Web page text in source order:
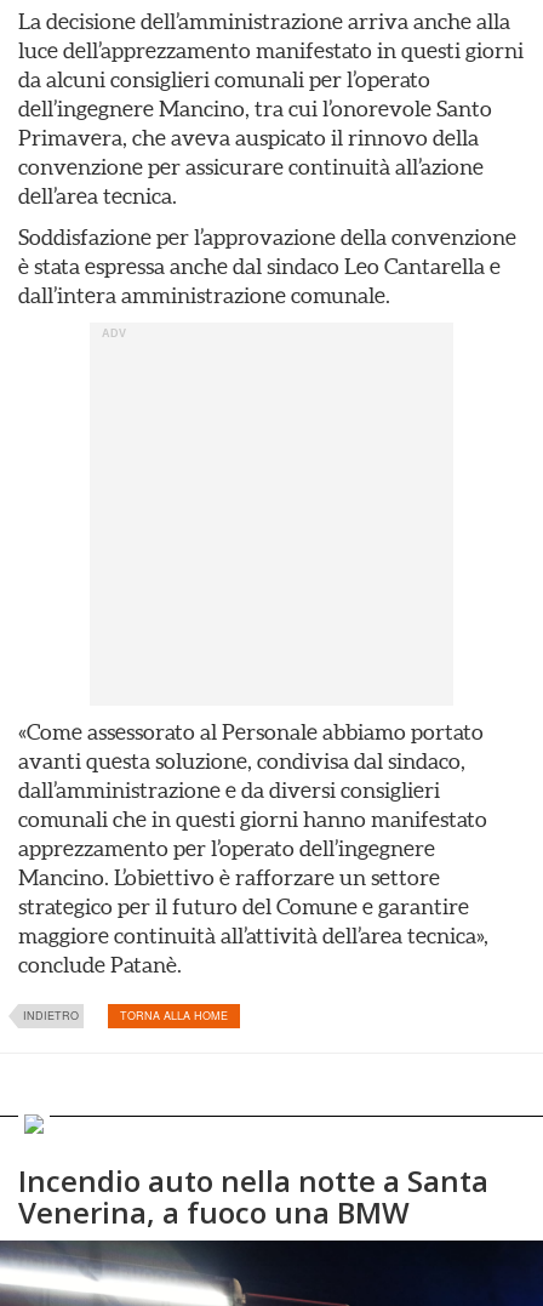
La decisione dell’amministrazione arriva anche alla
luce dell’apprezzamento manifestato in questi giorni
da alcuni consiglieri comunali per l’operato
dell’ingegnere Mancino, tra cui l’onorevole Santo
Primavera, che aveva auspicato il rinnovo della
convenzione per assicurare continuità all’azione
dell’area tecnica.
Soddisfazione per l’approvazione della convenzione
è stata espressa anche dal sindaco Leo Cantarella e
dall’intera amministrazione comunale.
«Come assessorato al Personale abbiamo portato
avanti questa soluzione, condivisa dal sindaco,
dall’amministrazione e da diversi consiglieri
comunali che in questi giorni hanno manifestato
apprezzamento per l’operato dell’ingegnere
Mancino. L’obiettivo è rafforzare un settore
strategico per il futuro del Comune e garantire
maggiore continuità all’attività dell’area tecnica»,
conclude Patanè.
INDIETRO TORNA ALLA HOME
Incendio auto nella notte a Santa
Venerina, a fuoco una BMW